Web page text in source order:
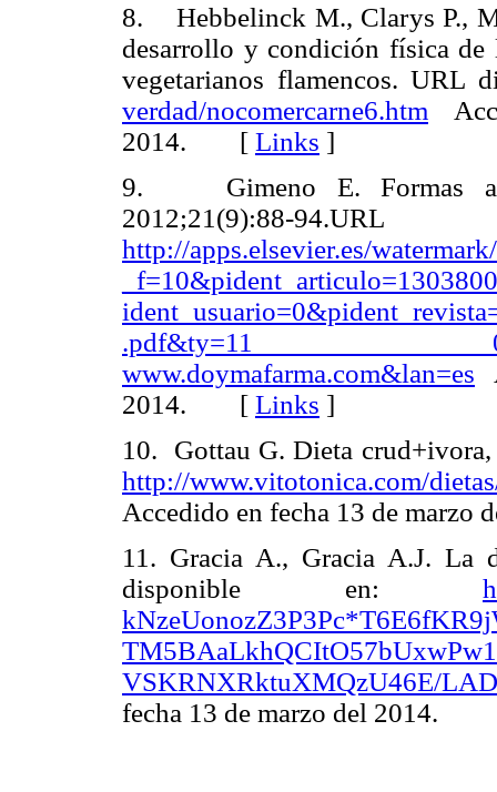
8. Hebbelinck M., Clarys P.,
desarrollo y condición física de
vegetarianos flamencos. URL
verdad/nocomercarne6.htm
2014. [ Links ]
9. Gimeno E. Formas
2012;21(9):88-
http://
.pdf&ty=11
www.doymafarma.com&lan=es
2014. [ Links ]
10.
Gottau G. Dieta
http://www.vitotonica.com/
Accedido en fecha 13 de marzo
11. Gracia A., Gracia A.J. La
disponible en:
VSKRNXRktuXMQzU46E/
fecha 13 de marzo del 2014.